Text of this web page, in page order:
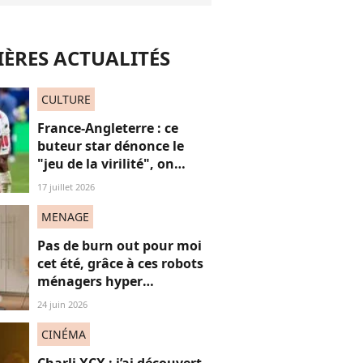
ACTUALITÉS
CULTURE
France-Angleterre : ce
buteur star dénonce le
"jeu de la virilité", on
décrypte ses mots pas très
17 juillet 2026
MENAGE
Pas de burn out pour moi
cet été, grâce à ces robots
ménagers hyper
performants
24 juin 2026
CINÉMA